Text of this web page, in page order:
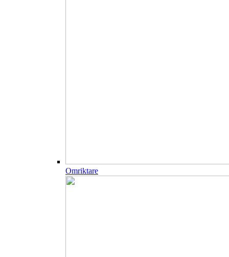
Omriktare